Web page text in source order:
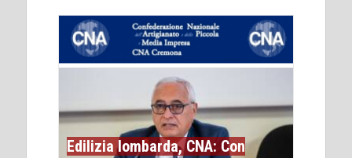
Edilizia lombarda, CNA: Con